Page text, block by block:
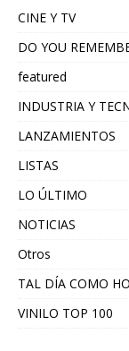
CINE Y TV
DO YOU
featured
INDUSTRIA Y
LANZAMIENTOS
LISTAS
LO ÚLTIMO
NOTICIAS
Otros
TAL DÍA COMO
VINILO TOP 100